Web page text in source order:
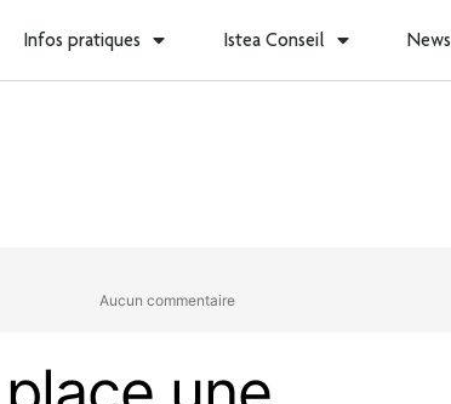
nous !
Infos pratiques Istea Conseil News
Aucun commentaire